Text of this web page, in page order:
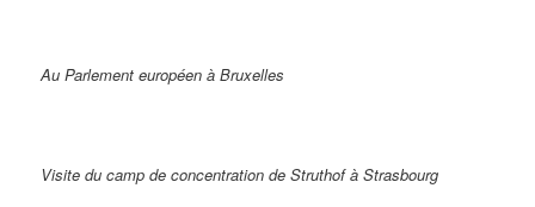
Au Parlement européen à Bruxelles
Visite du camp de concentration de Struthof à Strasbourg